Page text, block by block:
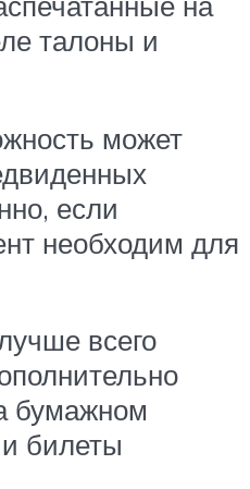
талоны и
может
если
необходим для
всего
бумажном
билеты